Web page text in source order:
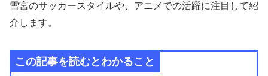
雪宮のサッカースタイルや、アニメでの活躍に注目して紹
介します。
この記事を読むとわかること